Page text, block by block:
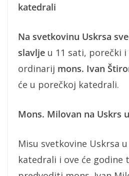
katedrali
Na svetkovinu Uskrsa
slavlje u 11 sati, porečki
ordinarij mons. Ivan
će u porečkoj katedrali.
Mons. Milovan na Uskrs
Misu svetkovine Uskrsa
katedrali i ove će godine